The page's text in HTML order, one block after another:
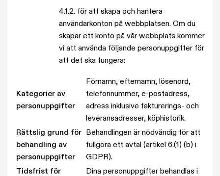
4.1.2. för att skapa och hantera
användarkonton på webbplatsen. Om du
skapar ett konto på vår webbplats kommer
vi att använda följande personuppgifter för
att det ska fungera:
Kategorier av
personuppgifter
Förnamn, efternamn, lösenord,
telefonnummer, e-postadress,
adress inklusive fakturerings- och
leveransadresser, köphistorik.
Rättslig grund för
behandling av
personuppgifter
Behandlingen är nödvändig för att
fullgöra ett avtal (artikel 6.(1) (b) i
GDPR).
Tidsfrist för
Dina personuppgifter behandlas i